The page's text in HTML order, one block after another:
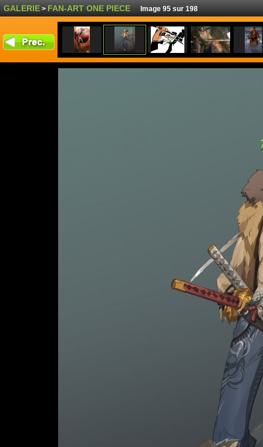
GALERIE > FAN-ART ONE PIECE Image 95 sur 198